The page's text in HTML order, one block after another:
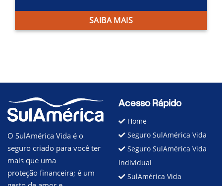
SAIBA MAIS
O SulAmérica Vida é o
seguro criado para você ter
mais que uma
proteção financeira; é um
Acesso Rápido
Home
Seguro SulAmérica Vida
Seguro SulAmérica Vida
Individual
SulAmérica Vida